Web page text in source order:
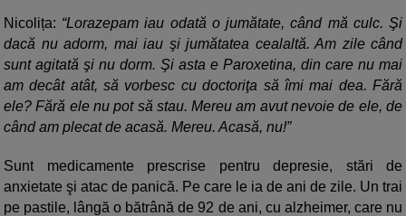
Nicolița: “Lorazepam iau odată o jumătate, când mă culc. Şi
dacă nu adorm, mai iau şi jumătatea cealaltă. Am zile când
sunt agitată şi nu dorm. Şi asta e Paroxetina, din care nu mai
am decât atât, să vorbesc cu doctoriţa să îmi mai dea. Fără
ele? Fără ele nu pot să stau. Mereu am avut nevoie de ele, de
când am plecat de acasă. Mereu. Acasă, nu!”
Sunt medicamente prescrise pentru depresie, stări de
anxietate şi atac de panică. Pe care le ia de ani de zile. Un trai
pe pastile, lângă o bătrână de 92 de ani, cu alzheimer, care nu